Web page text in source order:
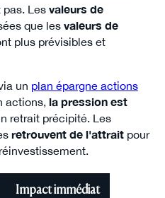
pas. Les valeurs de
que les valeurs de
plus prévisibles et
un plan épargne actions
actions, la pression est
retrait précipité. Les
retrouvent de l'attraitpour
Impact immédiat